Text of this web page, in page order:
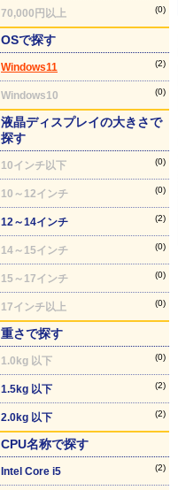
70,000円以上 (0)
OSで探す
Windows11 (2)
Windows10 (0)
液晶ディスプレイの大きさで
探す
10インチ以下 (0)
10～12インチ (0)
12～14インチ (2)
14～15インチ (0)
15～17インチ (0)
17インチ以上 (0)
重さで探す
1.0kg 以下 (0)
1.5kg 以下 (2)
2.0kg 以下 (2)
CPU名称で探す
Intel Core i5 (2)